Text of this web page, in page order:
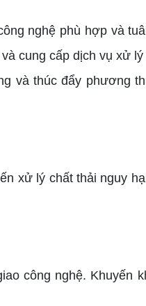
nghệ phù hợp và
cung cấp dịch vụ xử
và thúc đẩy phương
xử lý chất thải nguy
công nghệ. Khuyến